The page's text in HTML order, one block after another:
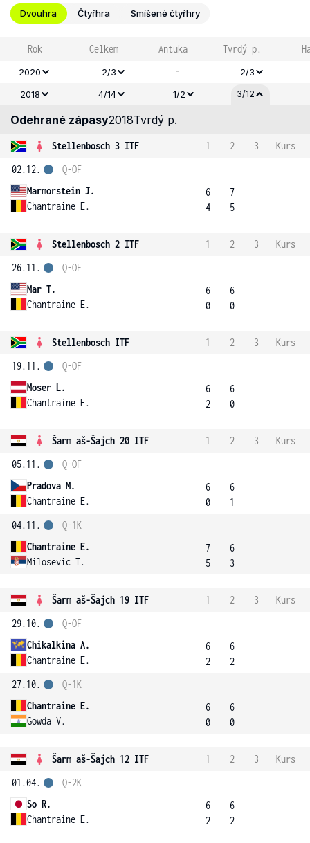
Dvouhra Čtyřhra Smíšené čtyřhry
Rok Celkem Antuka Tvrdý p.
2020 2/3 -
2/3
2018
4/14 1/2 3/12
Odehrané zápasy2018Tvrdý p.
Stellenbosch 3 ITF 1 2 3
Kurs
02.12.
Marmorstein J.
Chantraine E.
Q-OF
6
4
7
5
Stellenbosch 2 ITF 1 2 3
Kurs
26.11.
Mar T.
Chantraine E.
Q-OF
6
0
6
0
Stellenbosch ITF 1 2 3
Kurs
19.11.
Moser L.
Chantraine E.
Q-OF
6
2
6
0
Šarm aš-Šajch 20 ITF 1 2 3
Kurs
05.11.
Pradova M.
Chantraine E.
Q-OF
6
0
6
1
04.11.
Chantraine E.
Milosevic T.
Q-1K
7
5
6
3
Šarm aš-Šajch 19 ITF 1 2 3
Kurs
29.10.
Chikalkina A.
Chantraine E.
Q-OF
6
2
6
2
27.10.
Chantraine E.
Gowda V.
Q-1K
6
0
6
0
Šarm aš-Šajch 12 ITF 1 2 3
Kurs
01.04.
So R.
Chantraine E.
Q-2K
6
2
6
2